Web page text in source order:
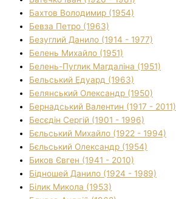
Бахтов Володимир (1954)
Бевза Петро (1963)
Безуглий Данило (1914 - 1977)
Белень Михайло (1951)
Белень-Пуглик Магдаліна (1951)
Бельський Едуард (1963)
Белянський Олександр (1950)
Бернадський Валентин (1917 - 2011)
Бесєдін Сергій (1901 - 1996)
Бєльський Михайло (1922 - 1994)
Бєльський Олександр (1954)
Биков Євген (1941 - 2010)
Бідношей Данило (1924 - 1989)
Білик Микола (1953)